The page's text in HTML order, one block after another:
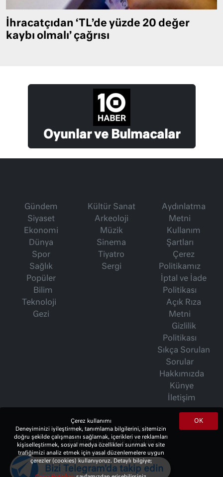
İhracatçıdan ‘TL’de yüzde 20 değer
kaybı olmalı’ çağrısı
Oyunlar ve Bulmacalar
Gündem
Siyaset
Ekonomi
Dünya
Spor
Sağlık
Popüler
Bilim
Teknoloji
Gezi
Kültür Sanat
Arkeoloji
Müzik
Sinema
Tiyatro
Sergi
Aydınlatma
Metni
Kullanım
Şartları
Çerez
Politikamız
İptal ve İade
Politikası
Açık Rıza
Metni
Gizlilik
Politikası
Sıkça Sorulan
Sorular
Hakkımızda
Künye
İletişim
İsmet Berkan Yazıları
Ertuğrul Özkök Yazıları
Haftalık Gazete
OK
Çerez kullanımı
Deneyiminizi iyileştirmek, tanımlama bilgilerini, sitemizin
doğru şekilde çalışmasını sağlamak, içerikleri ve reklamları
kişiselleştirmek, sosyal medya özellikleri sunmak ve site
trafiğimizi analiz etmek için yasal düzenlemelere uygun
çerezler (cookies) kullanıyoruz. Detaylı bilgiye;
Bizi Telegram'da takip edin